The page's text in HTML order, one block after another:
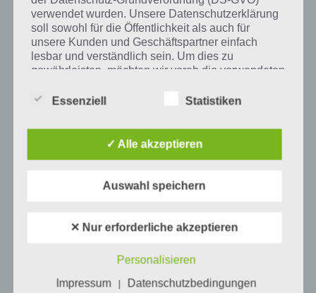
Mehr Artikel hier auf Touchportal
verwendet wurden. Unsere Datenschutzerklärung
soll sowohl für die Öffentlichkeit als auch für
unsere Kunden und Geschäftspartner einfach
lesbar und verständlich sein. Um dies zu
gewährleisten, möchten wir vorab die verwendeten
unter anderem die folgenden Begriffe:
Informationen, die sich auf eine identifizierte
Folgenden „betroffene Person") beziehen.
Als identifizierbar wird eine natürliche
Person angesehen, die direkt oder indirekt,
Essenziell Statistiken
✓ Alle akzeptieren
Auswahl speichern
✕ Nur erforderliche akzeptieren
Personalisieren
Impressum
| Datenschutzbedingungen